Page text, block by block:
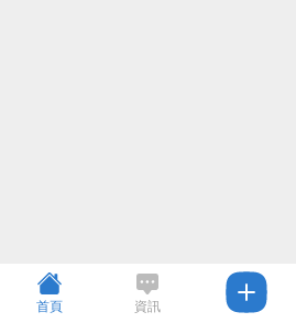
首頁 資訊